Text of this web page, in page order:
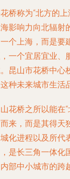
桥称为“北方的
影响力向北辐射
个上海，而是要
一个宜居宜业、
昆山市花桥中心
种未来城市生活
花桥之所以能在
来，而是其得天
化进程以及所代
是长三角一体化
部中小城市的跨